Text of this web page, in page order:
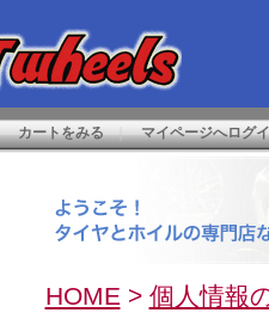
カートをみる ｜ マイページへログ
HOME > 個人情報